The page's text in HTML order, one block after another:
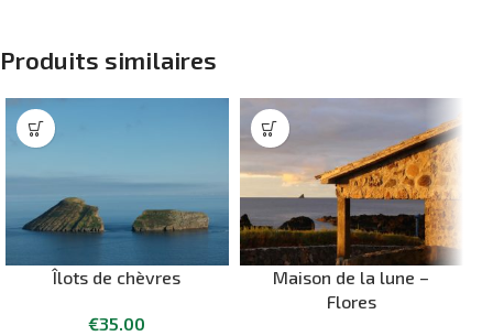
Produits similaires
Îlots de chèvres
€35.00
Maison de la lune –
Flores